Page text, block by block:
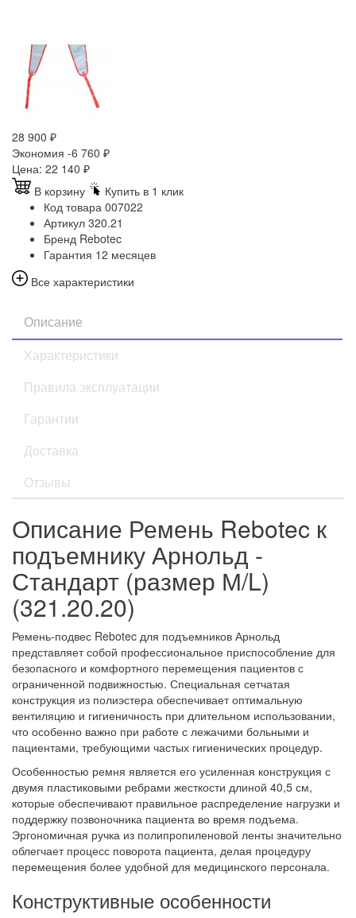
28 900 ₽
Экономия -6 760 ₽
Цена: 22 140 ₽
В корзину
Купить в 1 клик
Код товара 007022
Артикул 320.21
Бренд Rebotec
Гарантия 12 месяцев
Все характеристики
Описание
Характеристики
Правила эксплуатации
Гарантии
Доставка
Отзывы
Описание Ремень Rebotec к
подъемнику Арнольд -
Стандарт (размер М/L)
(321.20.20)
Ремень-подвес Rebotec для подъемников Арнольд
представляет собой профессиональное приспособление для
безопасного и комфортного перемещения пациентов с
ограниченной подвижностью. Специальная сетчатая
конструкция из полиэстера обеспечивает оптимальную
вентиляцию и гигиеничность при длительном использовании,
что особенно важно при работе с лежачими больными и
пациентами, требующими частых гигиенических процедур.
Особенностью ремня является его усиленная конструкция с
двумя пластиковыми ребрами жесткости длиной 40,5 см,
которые обеспечивают правильное распределение нагрузки и
поддержку позвоночника пациента во время подъема.
Эргономичная ручка из полипропиленовой ленты значительно
облегчает процесс поворота пациента, делая процедуру
перемещения более удобной для медицинского персонала.
Конструктивные особенности